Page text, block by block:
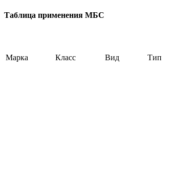
Таблица применения МБС
Марка Класс Вид Тип